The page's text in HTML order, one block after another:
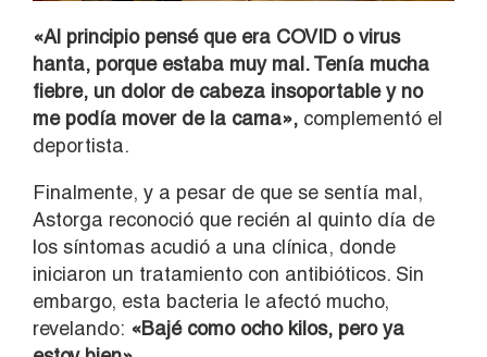
«Al principio pensé que era COVID o virus
hanta, porque estaba muy mal. Tenía mucha
fiebre, un dolor de cabeza insoportable y no
me podía mover de la cama», complementó el
deportista.
Finalmente, y a pesar de que se sentía mal,
Astorga reconoció que recién al quinto día de
los síntomas acudió a una clínica, donde
iniciaron un tratamiento con antibióticos. Sin
embargo, esta bacteria le afectó mucho,
revelando: «Bajé como ocho kilos, pero ya